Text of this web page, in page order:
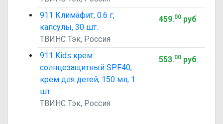
911 Климафит, 0.6 г,
капсулы, 30 шт.
ТВИНС Тэк, Россия
459.00руб
911 Kids крем
солнцезащитный SPF40,
крем для детей, 150 мл, 1
шт.
ТВИНС Тэк, Россия
553.00руб